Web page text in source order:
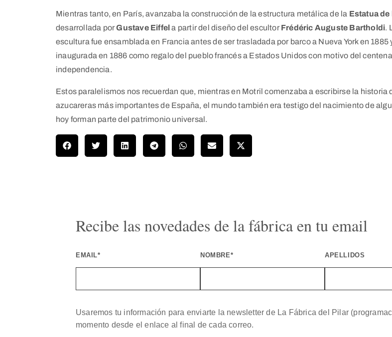
Mientras tanto, en París, avanzaba la construcción de la estructura metálica de la Estatua de
desarrollada porGustave Eiffel a partir del diseño del escultor Frédéric Auguste Bartholdi.
escultura fue ensamblada en Francia antes de ser trasladada por barco a Nueva York en 1885
inaugurada en 1886 como regalo del pueblo francés a Estados Unidos con motivo del
independencia.
Estos paralelismos nos recuerdan que, mientras en Motril comenzaba a escribirse la historia
azucareras más importantes de España, el mundo también era testigo del nacimiento de
hoy forman parte del patrimonio universal.
Recibe las novedades de la fábrica en tu email
EMAIL* NOMBRE* APELLIDOS
Usaremos tu información para enviarte la newsletter de La Fábrica del Pilar
momento desde el enlace al final de cada correo.